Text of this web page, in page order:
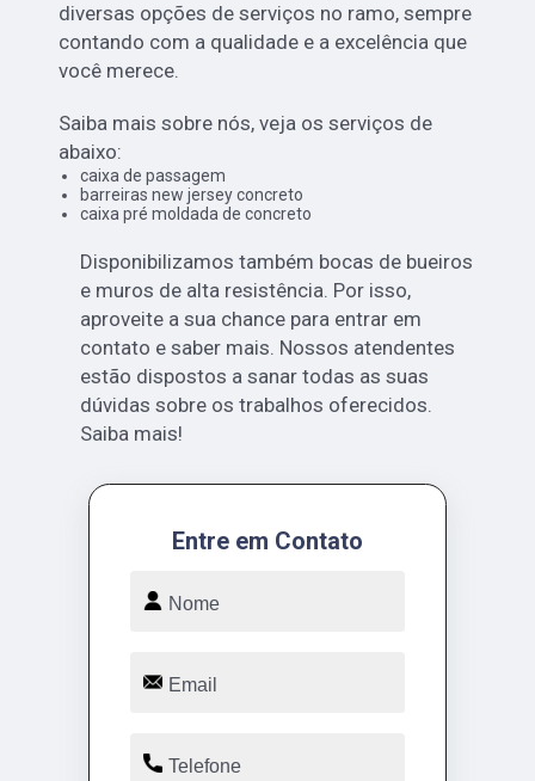
diversas opções de serviços no ramo, sempre
contando com a qualidade e a excelência que
você merece.
Saiba mais sobre nós, veja os serviços de
abaixo:
caixa de passagem
barreiras new jersey concreto
caixa pré moldada de concreto
Disponibilizamos também bocas de bueiros
e muros de alta resistência. Por isso,
aproveite a sua chance para entrar em
contato e saber mais. Nossos atendentes
estão dispostos a sanar todas as suas
dúvidas sobre os trabalhos oferecidos.
Saiba mais!
Entre em Contato